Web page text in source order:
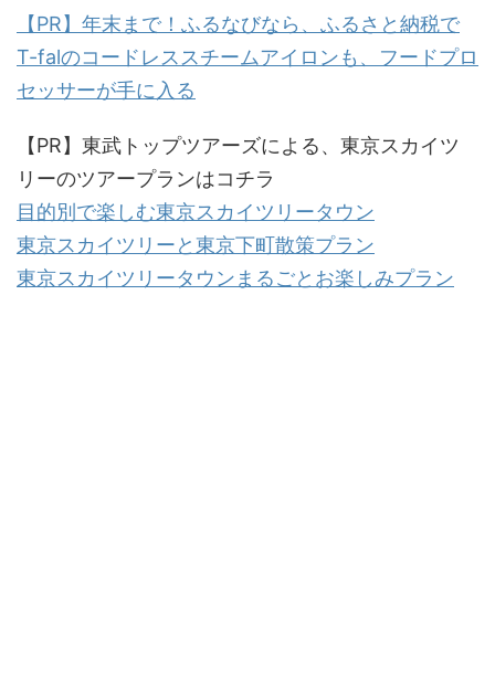
【PR】年末まで！ふるなびなら、ふるさと納税で
T-falのコードレススチームアイロンも、フードプロ
セッサーが手に入る
【PR】東武トップツアーズによる、東京スカイツ
リーのツアープランはコチラ
目的別で楽しむ東京スカイツリータウン
東京スカイツリーと東京下町散策プラン
東京スカイツリータウンまるごとお楽しみプラン